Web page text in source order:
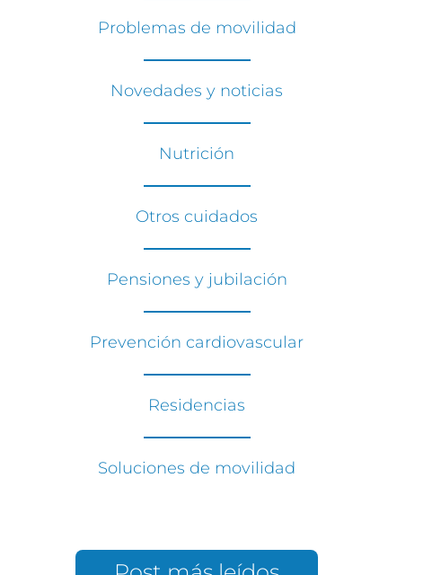
Problemas de movilidad
Novedades y noticias
Nutrición
Otros cuidados
Pensiones y jubilación
Prevención cardiovascular
Residencias
Soluciones de movilidad